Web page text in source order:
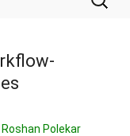
nach:
Roshan Polekar